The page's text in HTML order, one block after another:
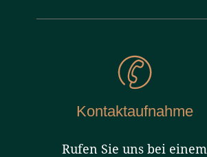
Kontaktaufnahme
Rufen Sie uns bei einem